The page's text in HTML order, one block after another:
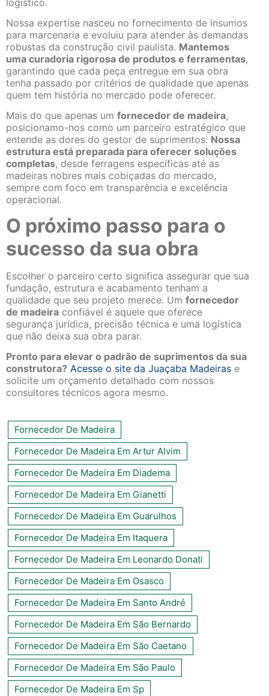
Nossa expertise nasceu no fornecimento de insumos
para marcenaria e evoluiu para atender às demandas
robustas da construção civil paulista. Mantemos
uma curadoria rigorosa de produtos e ferramentas,
garantindo que cada peça entregue em sua obra
tenha passado por critérios de qualidade que apenas
quem tem história no mercado pode oferecer.
Mais do que apenas um fornecedor de madeira,
posicionamo-nos como um parceiro estratégico que
entende as dores do gestor de suprimentos. Nossa
estrutura está preparada para oferecer soluções
completas, desde ferragens específicas até as
madeiras nobres mais cobiçadas do mercado,
sempre com foco em transparência e excelência
operacional.
O próximo passo para o
sucesso da sua obra
Escolher o parceiro certo significa assegurar que sua
fundação, estrutura e acabamento tenham a
qualidade que seu projeto merece. Um fornecedor
de madeira confiável é aquele que oferece
segurança jurídica, precisão técnica e uma logística
que não deixa sua obra parar.
Pronto para elevar o padrão de suprimentos da sua
construtora? Acesse o site da Juaçaba Madeiras e
solicite um orçamento detalhado com nossos
consultores técnicos agora mesmo.
Fornecedor De Madeira
Fornecedor De Madeira Em Artur Alvim
Fornecedor De Madeira Em Diadema
Fornecedor De Madeira Em Gianetti
Fornecedor De Madeira Em Guarulhos
Fornecedor De Madeira Em Itaquera
Fornecedor De Madeira Em Leonardo Donati
Fornecedor De Madeira Em Osasco
Fornecedor De Madeira Em Santo André
Fornecedor De Madeira Em São Bernardo
Fornecedor De Madeira Em São Caetano
Fornecedor De Madeira Em São Paulo
Fornecedor De Madeira Em Sp